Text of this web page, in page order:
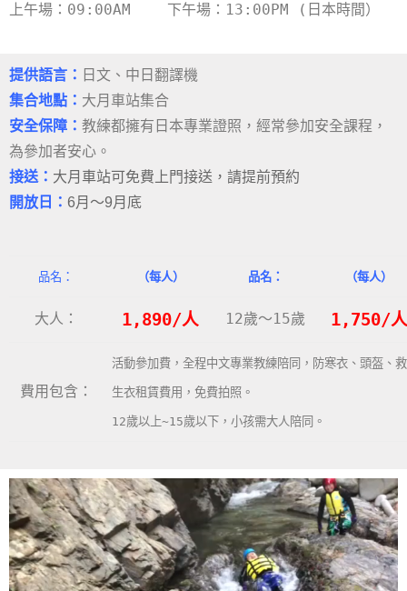
上午場：09:00AM 下午場：13:00PM (日本時間）
提供語言： 日文、中日翻譯機
集合地點： 大月車站集合
安全保障： 教練都擁有日本專業證照，經常參加安全課程，
為參加者安心。
接送： 大月車站可免費上門接送，請提前預約
開放日： 6月～9月底
品名： （每人） 品名： （每人）
大人： 1,890/人 12歲～15歲 1,750/人
費用包含：
活動參加費，全程中文專業教練陪同，防寒衣、頭盔、救
生衣租賃費用，免費拍照。
12歲以上~15歲以下，小孩需大人陪同。